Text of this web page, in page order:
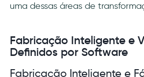
uma dessas áreas de
Fabricação Inteligente e
Definidos por Software
Fabricação Inteligente e